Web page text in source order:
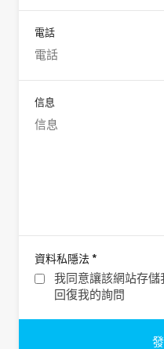
電話
信息
資料私隱法 *
我同意讓該網站存
回復我的詢問